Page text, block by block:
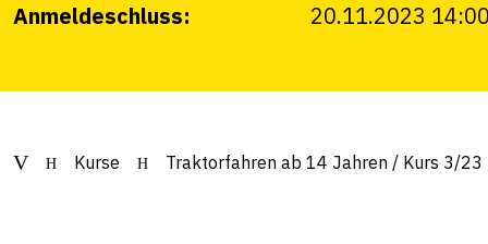
Anmeldeschluss:
20.11.2023
Kurse Traktorfahren ab 14 Jahren / Kurs 3/23